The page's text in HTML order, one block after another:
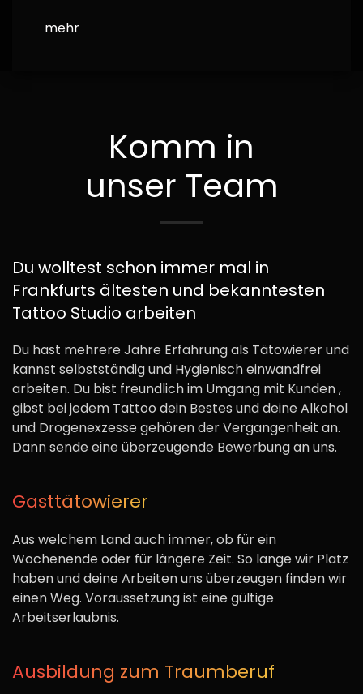
mehr
Komm in
unser Team
Du wolltest schon immer mal in
Frankfurts ältesten und bekanntesten
Tattoo Studio arbeiten
Du hast mehrere Jahre Erfahrung als Tätowierer und
kannst selbstständig und Hygienisch einwandfrei
arbeiten. Du bist freundlich im Umgang mit Kunden ,
gibst bei jedem Tattoo dein Bestes und deine Alkohol
und Drogenexzesse gehören der Vergangenheit an.
Dann sende eine überzeugende Bewerbung an uns.
Gasttätowierer
Aus welchem Land auch immer, ob für ein
Wochenende oder für längere Zeit. So lange wir Platz
haben und deine Arbeiten uns überzeugen finden wir
einen Weg. Voraussetzung ist eine gültige
Arbeitserlaubnis.
Ausbildung zum Traumberuf